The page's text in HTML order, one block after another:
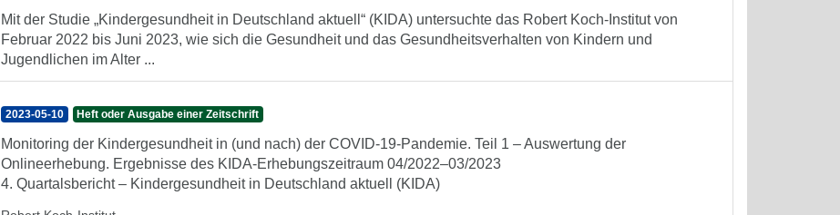
Mit der Studie „Kindergesundheit in Deutschland aktuell“ (KIDA) untersuchte das Robert Koch-Institut von
Februar 2022 bis Juni 2023, wie sich die Gesundheit und das Gesundheitsverhalten von Kindern und
Jugendlichen im Alter ...
2023-05-10 Heft oder Ausgabe einer Zeitschrift
Monitoring der Kindergesundheit in (und nach) der COVID-19-Pandemie. Teil 1 – Auswertung der
Onlineerhebung. Ergebnisse des KIDA-Erhebungszeitraum 04/2022–03/2023
4. Quartalsbericht – Kindergesundheit in Deutschland aktuell (KIDA)